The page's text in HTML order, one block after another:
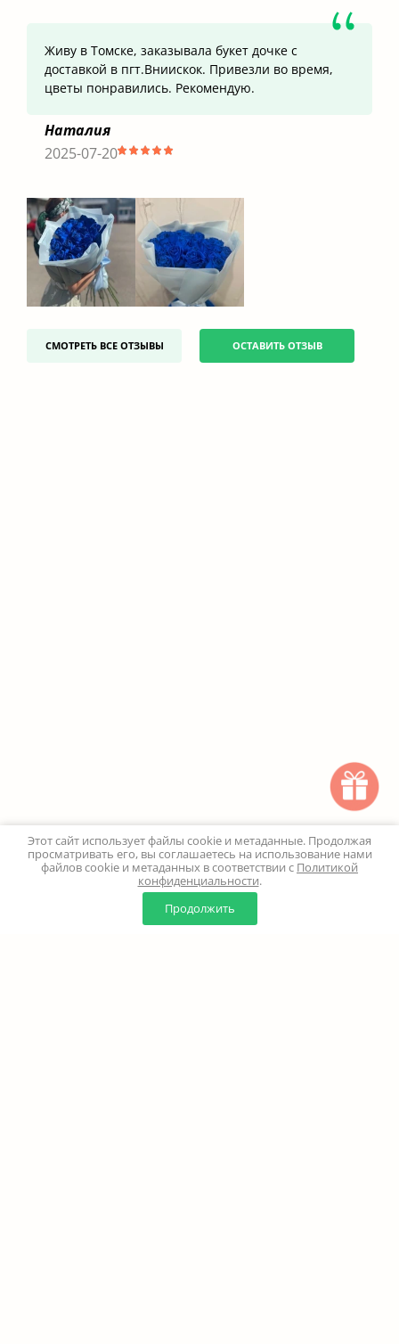
Живу в Томске, заказывала букет дочке с
доставкой в пгт.Вниискок. Привезли во время,
цветы понравились. Рекомендую.
Наталия
2025-07-20
СМОТРЕТЬ ВСЕ ОТЗЫВЫ ОСТАВИТЬ ОТЗЫВ
0
Корзина
Этот сайт использует файлы cookie и метаданные. Продолжая
просматривать его, вы соглашаетесь на использование нами
файлов cookie и метаданных в соответствии с Политикой
конфиденциальности.
Продолжить